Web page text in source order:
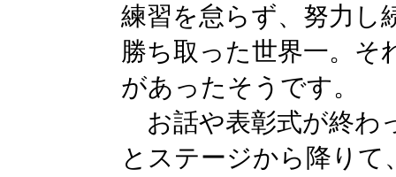
練習を怠らず、努力し
勝ち取った世界一。そ
があったそうです。
お話や表彰式が終わ
とステージから降りて